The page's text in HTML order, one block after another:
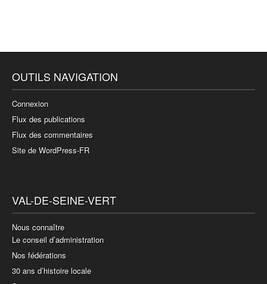
OUTILS NAVIGATION
Connexion
Flux des publications
Flux des commentaires
Site de WordPress-FR
VAL-DE-SEINE-VERT
Nous connaître
Le conseil d’administration
Nos fédérations
30 ans d’histoire locale